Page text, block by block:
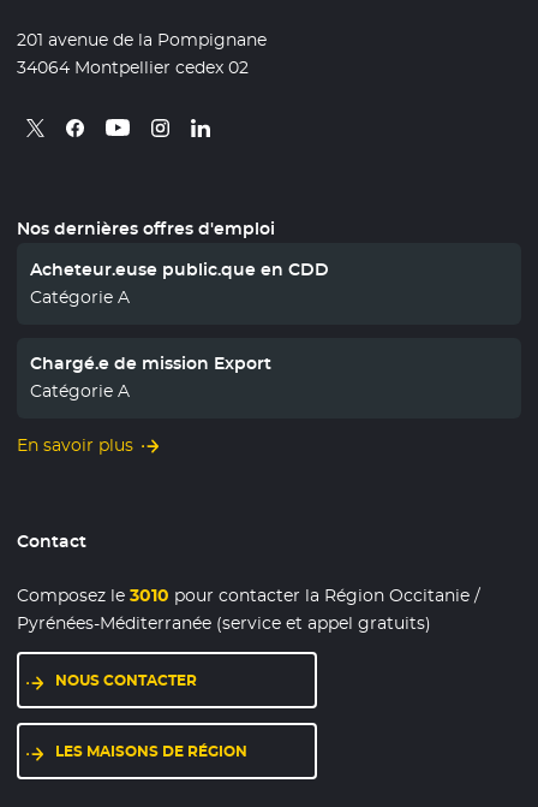
201 avenue de la Pompignane
34064 Montpellier cedex 02
Retrouvez nous sur X
- Nouvelle fenêtre
Retrouvez nous sur Facebook
- Nouvelle fenêtre
Retrouvez nous sur Youtube
- Nouvelle fenêtre
Retrouvez nous sur Instagram
- Nouvelle fenêtre
Retrouvez nous sur Linkedin
- Nouvelle fenêtre
Nos dernières offres d'emploi
Acheteur.euse public.que en CDD
Catégorie A
Chargé.e de mission Export
Catégorie A
En savoir plus
Contact
Composez le3010 pour contacter la Région Occitanie /
Pyrénées-Méditerranée (service et appel gratuits)
NOUS CONTACTER
LES MAISONS DE RÉGION